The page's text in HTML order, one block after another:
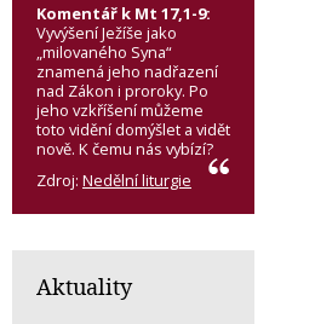
Komentář k Mt 17,1-9:
Vyvýšení Ježíše jako
„milovaného Syna“
znamená jeho nadřazení
nad Zákon i proroky. Po
jeho vzkříšení můžeme
toto vidění domýšlet a vidět
nově. K čemu nás vybízí?
Zdroj: Nedělní liturgie
Aktuality